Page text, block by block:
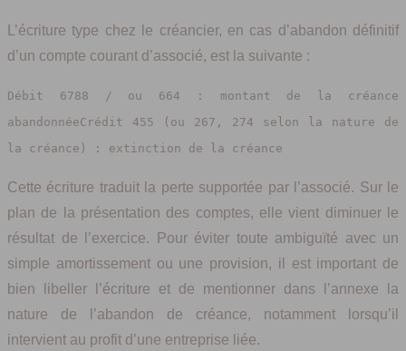
L’écriture type chez le créancier, en cas d’abandon définitif
d’un compte courant d’associé, est la suivante :
Débit 6788 / ou 664 : montant de la créance
abandonnéeCrédit 455 (ou 267, 274 selon la nature de
la créance) : extinction de la créance
Cette écriture traduit la perte supportée par l’associé. Sur le
plan de la présentation des comptes, elle vient diminuer le
résultat de l’exercice. Pour éviter toute ambiguïté avec un
simple amortissement ou une provision, il est important de
bien libeller l’écriture et de mentionner dans l’annexe la
nature de l’abandon de créance, notamment lorsqu’il
intervient au profit d’une entreprise liée.